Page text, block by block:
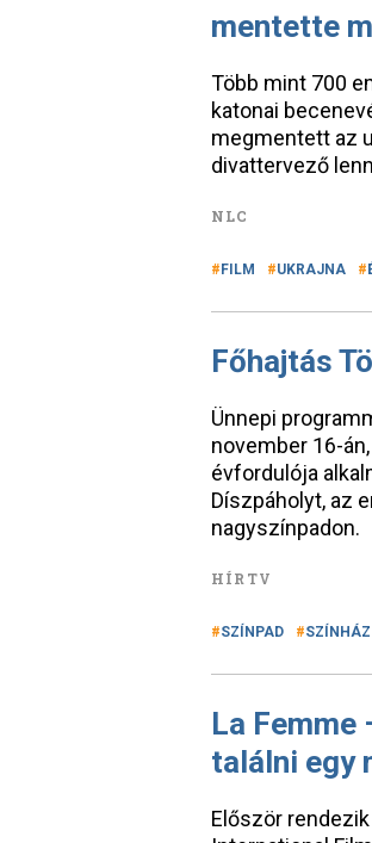
mentette
Több mint 700
katonai
megmentett az
divattervező
NLC
FILM UKRAJNA
Főhajtás
Ünnepi
november 16-
évfordulója
Díszpáholyt, az
nagyszínpadon.
HÍRTV
SZÍNPAD SZÍNHÁZ
La
találni egy
Először